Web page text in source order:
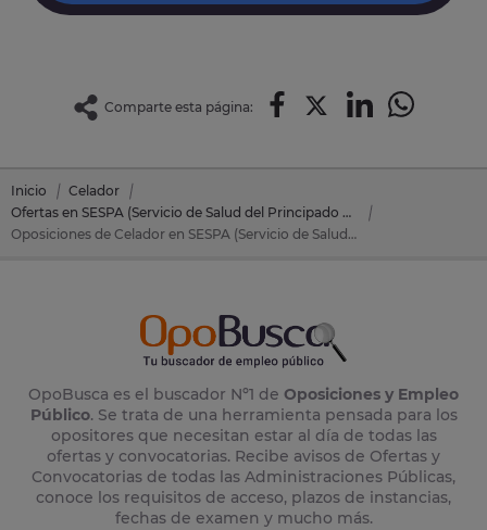
Comparte esta página:
Inicio
Celador
Ofertas en SESPA (Servicio de Salud del Principado de Asturias)
Oposiciones de Celador en SESPA (Servicio de Salud del Principado de Asturias)
OpoBusca es el buscador Nº1 de Oposiciones y Empleo
Público. Se trata de una herramienta pensada para los
opositores que necesitan estar al día de todas las
ofertas y convocatorias. Recibe avisos de Ofertas y
Convocatorias de todas las Administraciones Públicas,
conoce los requisitos de acceso, plazos de instancias,
fechas de examen y mucho más.